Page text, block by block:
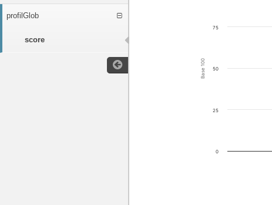
profilGlob
score
Base 100
0
25
50
75